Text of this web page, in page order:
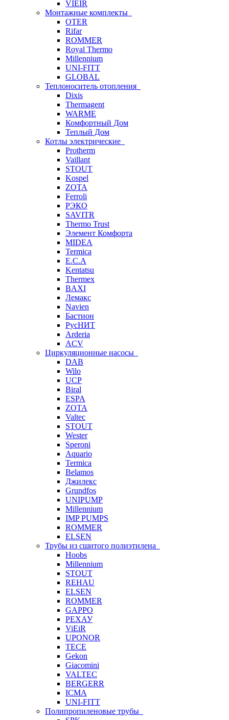
VIEIR
Монтажные комплекты
OTER
Rifar
ROMMER
Royal Thermo
Millennium
UNI-FITT
GLOBAL
Теплоноситель отопления
Dixis
Thermagent
WARME
Комфортный Дом
Теплый Дом
Котлы электрические
Protherm
Vaillant
STOUT
Kospel
ZOTA
Ferroli
РЭКО
SAVITR
Thermo Trust
Элемент Комфорта
MIDEA
Termica
E.C.A
Kentatsu
Thermex
BAXI
Лемакс
Navien
Бастион
РусНИТ
Arderia
ACV
Циркуляционные насосы
DAB
Wilo
UCP
Biral
ESPA
ZOTA
Valtec
STOUT
Wester
Speroni
Aquario
Termica
Belamos
Джилекс
Grundfos
UNIPUMP
Millennium
IMP PUMPS
ROMMER
ELSEN
Трубы из сшитого полиэтилена
Hoobs
Millennium
STOUT
REHAU
ELSEN
ROMMER
GAPPO
РЕХАУ
ViEiR
UPONOR
TECE
Gekon
Giacomini
VALTEC
BERGERR
ICMA
UNI-FITT
Полипропиленовые трубы